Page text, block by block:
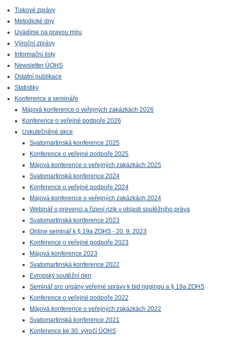
Tiskové zprávy
Metodické dny
Uvádíme na pravou míru
Výroční zprávy
Informační listy
Newsletter ÚOHS
Ostatní publikace
Statistiky
Konference a semináře
Májová konference o veřejných zakázkách 2026
Konference o veřejné podpoře 2026
Uskutečněné akce
Svatomartinská konference 2025
Konference o veřejné podpoře 2025
Májová konference o veřejných zakázkách 2025
Svatomartinská konference 2024
Konference o veřejné podpoře 2024
Májová konference o veřejných zakázkách 2024
Webinář o prevenci a řízení rizik v oblasti soutěžního práva
Svatomartinská konference 2023
Online seminář k § 19a ZOHS - 20. 9. 2023
Konference o veřejné podpoře 2023
Májová konference 2023
Svatomartinská konference 2022
Evropský soutěžní den
Seminář pro orgány veřejné správy k bid riggingu a § 19a ZOHS
Konference o veřejné podpoře 2022
Májová konference o veřejných zakázkách 2022
Svatomartinská konference 2021
Konference ke 30. výročí ÚOHS